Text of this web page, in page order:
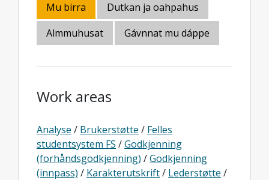
Mu birra
Dutkan ja oahpahus
Almmuhusat
Gávnnat mu dáppe
Work areas
Analyse / Brukerstøtte / Felles
studentsystem FS /Godkjenning
(forhåndsgodkjenning) /Godkjenning
(innpass) / Karakterutskrift/ Lederstøtte /